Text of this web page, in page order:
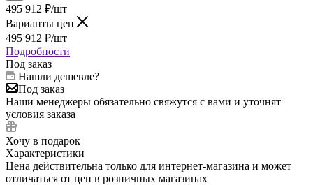
495 912 ₽/шт
Варианты цен
495 912 ₽/шт
Подробности
Под заказ
Нашли дешевле?
Под заказ
Наши менеджеры обязательно свяжутся с вами и уточнят
условия заказа
Хочу в подарок
Характеристики
Цена действительна только для интернет-магазина и может
отличаться от цен в розничных магазинах